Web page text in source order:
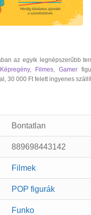
az egyik legnépszerűbb
Képregény, Filmes, Gamer
30 000 Ft felett ingyenes
Bontatlan
889698443142
Filmek
POP figurák
Funko